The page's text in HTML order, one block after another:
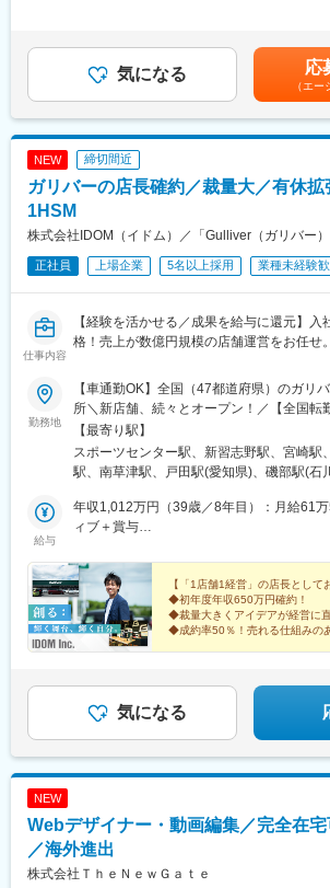
■具体的な業務：
・QA戦略の立案・改善、品質基準やドキ
・リリースフローにおけるQA観点の設計
・PdM、エンジニア、CS、セールス等と連
・GitHub Issue作成、要件整理、仕様・改
のフィードバック
・ユーザー体験を踏まえた仕様策定への参画
・AIツールを活用したQA業務の効率化
■開発環境：
・環境／CI：Docker Compose, GitHub,
・IDE：PHPStorm, Cursor, Android Studio,
MySQL, Valkey
・構成管理／監視：Terraform, Ansible,
・その他：Slack, Jira, Miro, Figma, Redash
・AI/LLM：Claude Code, Roo Code,
o1
変更の範囲：会社の定める業務
給与補足＞※記載の年収は目安であり、現
慮して年収は提示させていただきます。賃
金額であり、選考を通じて上下する可能性
は固定手当を含めた表記です。
気になる 応
（エー
NEW 締切間近
ガリバーの店長確約／裁量大／有休
1HSM
株式会社IDOM（イドム）／「Gulliver（ガリバー）
正社員 上場企業 5名以上採用 業種未経験
仕事内容
【経験を活かせる／成果を給与に還元】
格！売上が数億円規模の店舗運営をお任せ。
勤務地
【車通勤OK】全国（47都道府県）のガリ
所＼新店舗、続々とオープン！／【全国転
慮】全国47都道府県のガリバー直営店およ
外勤務のチャンスもあり）初期配属は相談
あり※U・Iターン歓迎※AI面接スタート！24
形県・福島県）関東（東京都・神奈川県・
県・栃木県・群馬県）北陸・甲信越（富山
県）関西（大阪府・京都府・兵庫県・滋賀
県）中国（広島県・岡山県・鳥取県・島根
島県・香川県・愛媛県・高知県）九州（福
県・長崎県・大分県・宮崎県・鹿児島県・
【最寄り駅】
スポーツセンター駅、新習志野駅、宮崎駅
駅、南草津駅、戸田駅(愛知県)、磯部駅(石
県)、豊川駅(大阪府)、木更津駅、東新庄駅
国見駅(宮城県)、尾上の松駅、てだこ浦西
南駅、沼ノ端駅、平成駅、偕楽園駅、草津
駅、小針駅、橋本駅(福岡県)、笹木野駅、
若松駅、永山駅、小木津駅、土山駅、三島
属中学前駅、五井駅、原市駅、喜多山駅(愛
道)、宮前駅、南富山駅、日宇駅、山形駅
矢田駅(大阪府)、藤が丘駅(愛知県)、東福
山口駅(山口県)、宇和島駅、浦田駅(福岡県)
道線)、東姫路駅、岡本駅(栃木県)、秋田駅
越前開発駅、長府駅、小山駅、亀田駅、備
向庄内駅、旭ケ丘駅(宮崎県)、荒川沖駅、
給与
年収1,012万円（39歳／8年目）：月給61
ィブ＋賞与
ブ＋賞与
【「1店舗1経営」の店長として
◆初年度年収650万円確約！
◆裁量大きくアイデアが経営に
◆成約率50％！売れる仕組みの
気になる
NEW
Webデザイナー・動画編集／完全在
／海外進出
株式会社ＴｈｅＮｅｗＧａｔｅ